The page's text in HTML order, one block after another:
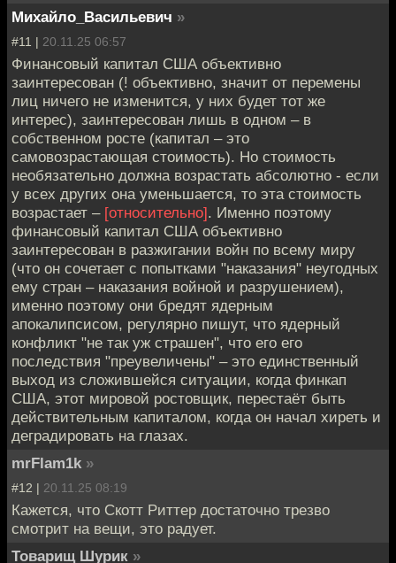
Михайло_Васильевич »
#11 | 20.11.25 06:57
Финансовый капитал США объективно
заинтересован (! объективно, значит от перемены
лиц ничего не изменится, у них будет тот же
интерес), заинтересован лишь в одном – в
собственном росте (капитал – это
самовозрастающая стоимость). Но стоимость
необязательно должна возрастать абсолютно - если
у всех других она уменьшается, то эта стоимость
возрастает – [относительно]. Именно поэтому
финансовый капитал США объективно
заинтересован в разжигании войн по всему миру
(что он сочетает с попытками "наказания" неугодных
ему стран – наказания войной и разрушением),
именно поэтому они бредят ядерным
апокалипсисом, регулярно пишут, что ядерный
конфликт "не так уж страшен", что его его
последствия "преувеличены" – это единственный
выход из сложившейся ситуации, когда финкап
США, этот мировой ростовщик, перестаёт быть
действительным капиталом, когда он начал хиреть и
деградировать на глазах.
mrFlam1k »
#12 | 20.11.25 08:19
Кажется, что Скотт Риттер достаточно трезво
смотрит на вещи, это радует.
Товарищ Шурик »